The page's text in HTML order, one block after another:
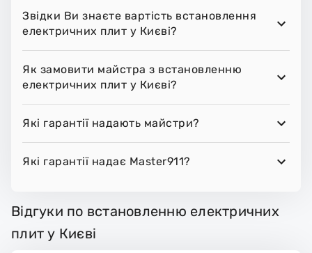
Звідки Ви знаєте вартість встановлення
електричних плит у Києві?
Як замовити майстра з встановленню
електричних плит у Києві?
Які гарантії надають майстри?
Які гарантії надає Master911?
Відгуки по встановленню електричних
плит у Києві